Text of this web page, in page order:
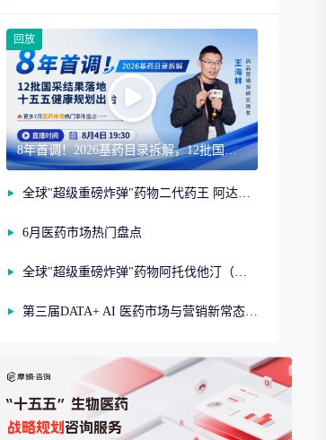
回放
8年首调！2026基药目录拆解，12批国采结果落地，十五五健康规划出台
全球"超级重磅炸弹"药物二代药王 阿达木单抗（第二期）
6月医药市场热门盘点
全球"超级重磅炸弹"药物阿托伐他汀（第一期）
第三届DATA+ AI 医药市场与营销新常态研讨会